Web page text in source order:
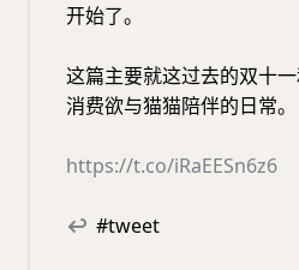
开始了。
这篇主要就这过去的双十
消费欲与猫猫陪伴的日常。
https://t.co/iRaEESn6z6
↩ #tweet